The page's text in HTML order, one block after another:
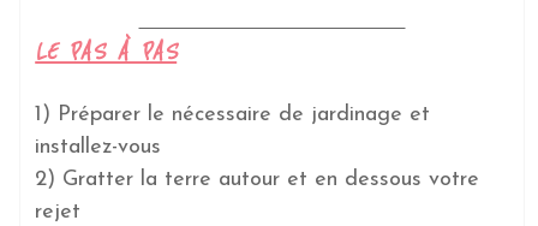
LE PAS À PAS
1) Préparer le nécessaire de jardinage et
installez-vous
2) Gratter la terre autour et en dessous votre
rejet